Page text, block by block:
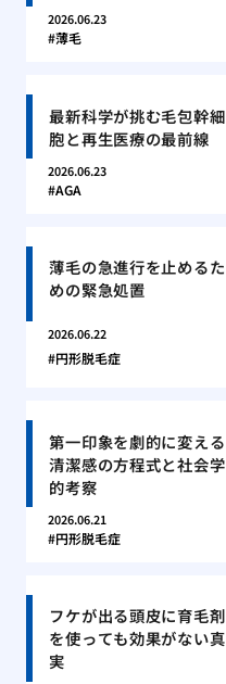
2026.06.23
薄毛
最新科学が挑む毛包幹細
胞と再生医療の最前線
2026.06.23
AGA
薄毛の急進行を止めるた
めの緊急処置
2026.06.22
円形脱毛症
第一印象を劇的に変える
清潔感の方程式と社会学
的考察
2026.06.21
円形脱毛症
フケが出る頭皮に育毛剤
を使っても効果がない真
実